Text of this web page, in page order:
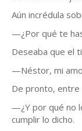
Aún incrédula
—¿Por qué te
Deseaba que el
—Néstor, mi
De pronto, entre
—¿Y por qué no
cumplir lo dicho.